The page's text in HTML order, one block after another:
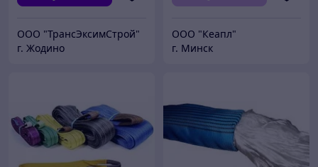
ООО "ТрансЭксимСтрой"
г. Жодино
ООО "Кеапл"
г. Минск